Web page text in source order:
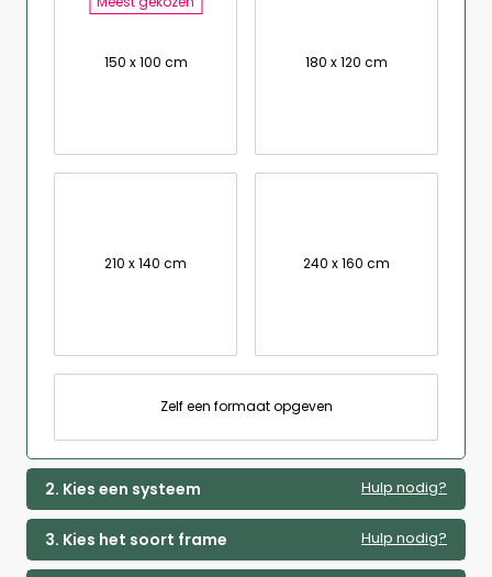
150 x 100 cm 180 x 120 cm
210 x 140 cm 240 x 160 cm
Zelf een formaat opgeven
2. Kies een systeem Hulp nodig?
3. Kies het soort frame Hulp nodig?